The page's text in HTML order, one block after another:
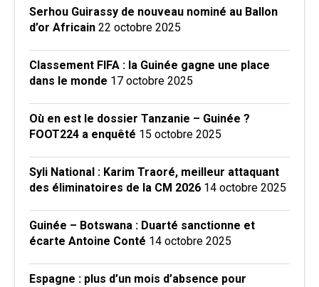
Serhou Guirassy de nouveau nominé au Ballon
d’or Africain 22 octobre 2025
Classement FIFA : la Guinée gagne une place
dans le monde 17 octobre 2025
Où en est le dossier Tanzanie – Guinée ?
FOOT224 a enquêté 15 octobre 2025
Syli National : Karim Traoré, meilleur attaquant
des éliminatoires de la CM 2026 14 octobre 2025
Guinée – Botswana : Duarté sanctionne et
écarte Antoine Conté 14 octobre 2025
Espagne : plus d’un mois d’absence pour